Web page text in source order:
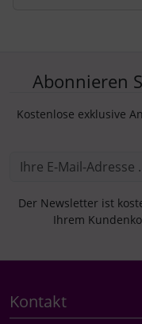
Abonnieren
Kostenlose exklusive
Der Newsletter ist
Ihrem
Kontakt